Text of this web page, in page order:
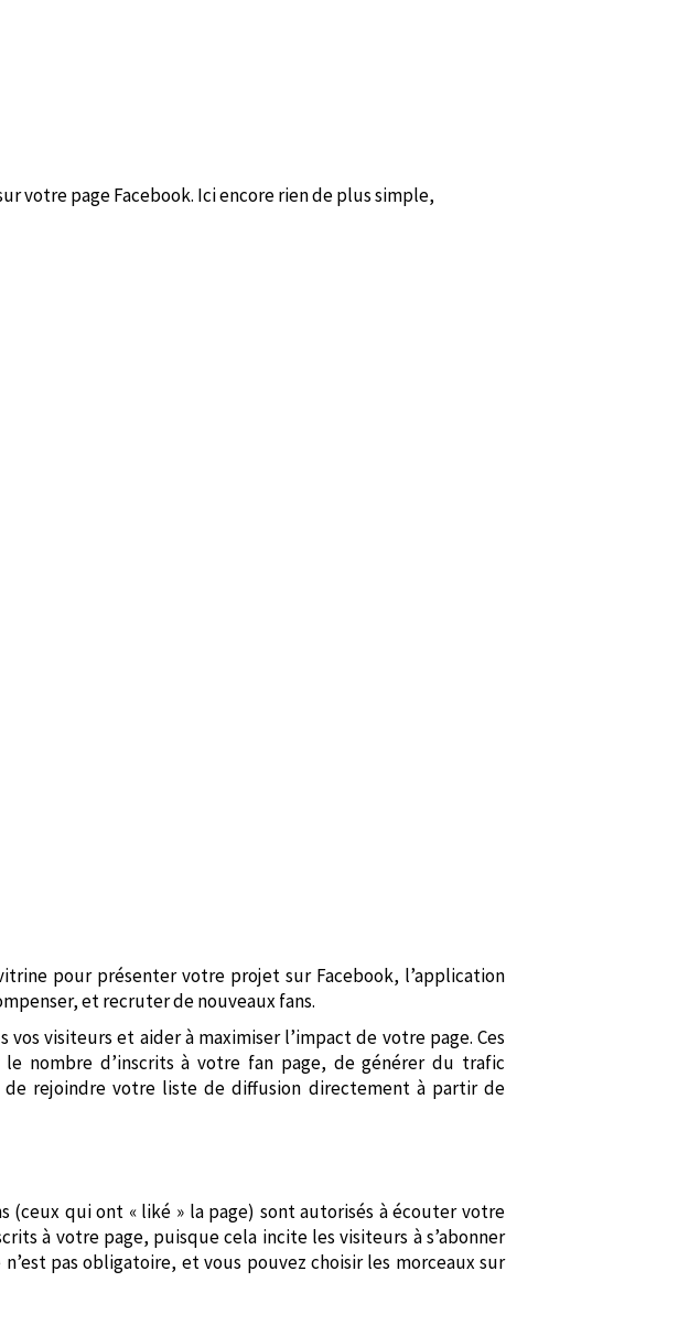
votre page Facebook. Ici encore rien de plus simple,
pour présenter votre projet sur Facebook, l’application
et recruter de nouveaux fans.
visiteurs et aider à maximiser l’impact de votre page. Ces
nombre d’inscrits à votre fan page, de générer du trafic
rejoindre votre liste de diffusion directement à partir de
qui ont « liké » la page) sont autorisés à écouter votre
à votre page, puisque cela incite les visiteurs à s’abonner
pas obligatoire, et vous pouvez choisir les morceaux sur